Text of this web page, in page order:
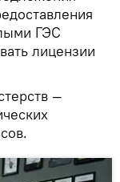
ГЭС
лицензии
—